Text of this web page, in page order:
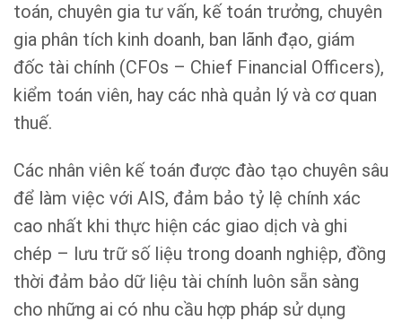
toán, chuyên gia tư vấn, kế toán trưởng, chuyên
gia phân tích kinh doanh, ban lãnh đạo, giám
đốc tài chính (CFOs – Chief Financial Officers),
kiểm toán viên, hay các nhà quản lý và cơ quan
thuế.
Các nhân viên kế toán được đào tạo chuyên sâu
để làm việc với AIS, đảm bảo tỷ lệ chính xác
cao nhất khi thực hiện các giao dịch và ghi
chép – lưu trữ số liệu trong doanh nghiệp, đồng
thời đảm bảo dữ liệu tài chính luôn sẵn sàng
cho những ai có nhu cầu hợp pháp sử dụng